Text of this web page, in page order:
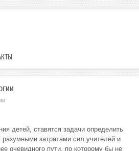
детей, ставятся задачи определить
затратами сил учителей и
очевидного пути, по которому бы не